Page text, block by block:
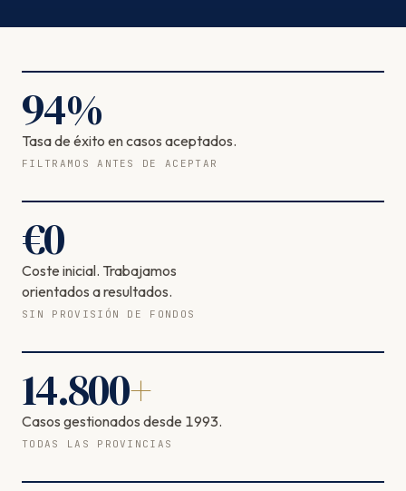
94%
Tasa de éxito en casos aceptados.
FILTRAMOS ANTES DE ACEPTAR
€0
Coste inicial. Trabajamos
orientados a resultados.
SIN PROVISIÓN DE FONDOS
14.800+
Casos gestionados desde 1993.
TODAS LAS PROVINCIAS